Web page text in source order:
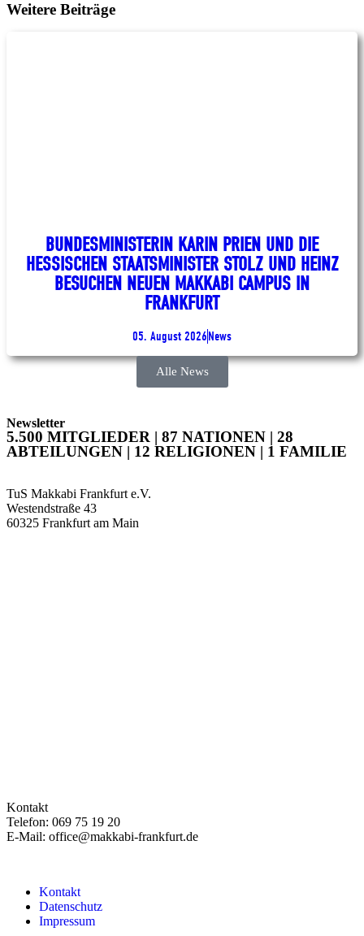
Weitere Beiträge
BUNDESMINISTERIN KARIN PRIEN UND DIE
HESSISCHEN STAATSMINISTER STOLZ UND HEINZ
BESUCHEN NEUEN MAKKABI CAMPUS IN
FRANKFURT
05. August 2026 News
Alle News
Newsletter
5.500 MITGLIEDER | 87 NATIONEN | 28
ABTEILUNGEN | 12 RELIGIONEN | 1 FAMILIE
TuS Makkabi Frankfurt e.V.
Westendstraße 43
60325 Frankfurt am Main
Kontakt
Telefon: 069 75 19 20
E-Mail: office@makkabi-frankfurt.de
Kontakt
Datenschutz
Impressum